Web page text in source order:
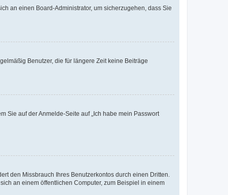
an einen Board-Administrator, um sicherzugehen, dass Sie
Benutzer, die für längere Zeit keine Beiträge
Sie auf der Anmelde-Seite auf „Ich habe mein Passwort
den Missbrauch Ihres Benutzerkontos durch einen Dritten.
an einem öffentlichen Computer, zum Beispiel in einem